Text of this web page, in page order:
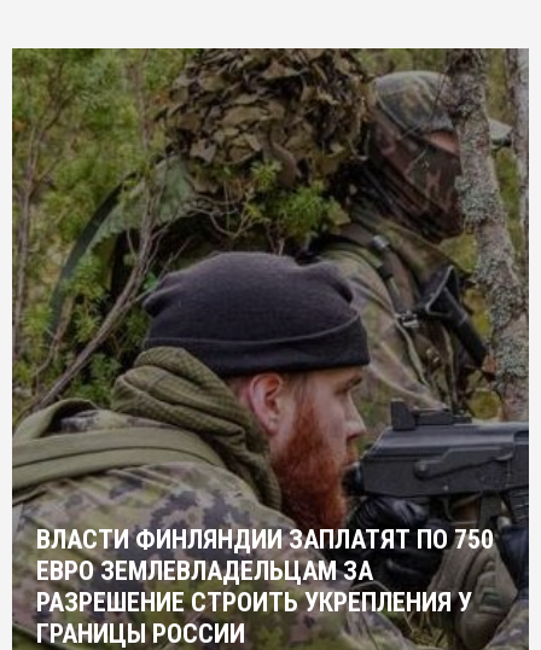
ВЛАСТИ ФИНЛЯНДИИ ЗАПЛАТЯТ ПО 750
ЕВРО ЗЕМЛЕВЛАДЕЛЬЦАМ ЗА
РАЗРЕШЕНИЕ СТРОИТЬ УКРЕПЛЕНИЯ У
ГРАНИЦЫ РОССИИ